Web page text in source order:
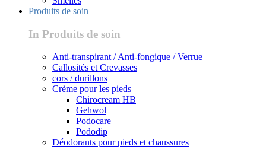
Produits de soin
In Produits de soin
Anti-transpirant / Anti-fongique / Verrue
Callosités et Crevasses
cors / durillons
Crème pour les pieds
Chirocream HB
Gehwol
Podocare
Pododip
Déodorants pour pieds et chaussures